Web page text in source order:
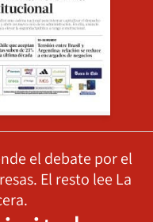
el debate por el
El resto lee La